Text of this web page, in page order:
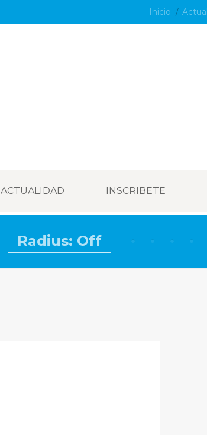
Inicio
ACTUALIDAD INSCRIBETE
Radius: Off